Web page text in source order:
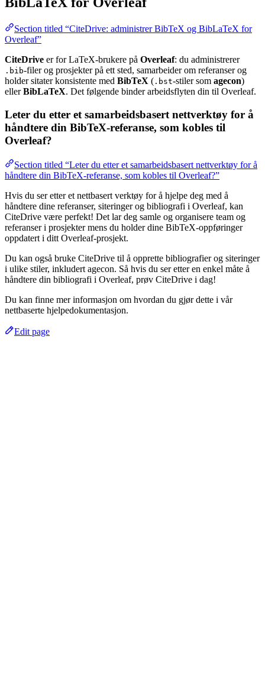
Section titled “CiteDrive: administrer BibTeX og BibLaTeX for
Overleaf”
CiteDrive er for LaTeX-brukere på Overleaf: du administrerer
.bib-filer og prosjekter på ett sted, samarbeider om referanser og
holder sitater konsistente med BibTeX ( .bst-stiler som agecon)
ellerBibLaTeX. Det følgende binder arbeidsflyten din til Overleaf.
Leter du etter et samarbeidsbasert nettverktøy for å
håndtere din BibTeX-referanse, som kobles til
Overleaf?
Section titled “Leter du etter et samarbeidsbasert nettverktøy for å
håndtere din BibTeX-referanse, som kobles til Overleaf?”
Hvis du ser etter et nettbasert verktøy for å hjelpe deg med å
håndtere dine referanser, siteringer og bibliografi i Overleaf, kan
CiteDrive være perfekt! Det lar deg samle og organisere team og
referanser i prosjekter mens du holder dine BibTeX-oppføringer
oppdatert i ditt Overleaf-prosjekt.
Du kan også bruke CiteDrive til å opprette bibliografier og siteringer
i ulike stiler, inkludert agecon. Så hvis du ser etter en enkel måte å
håndtere din bibliografi i Overleaf, prøv CiteDrive i dag!
Du kan finne mer informasjon om hvordan du gjør dette i vår
nettbaserte hjelpedokumentasjon.
Edit page